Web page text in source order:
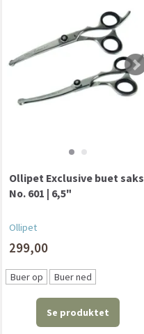
Ollipet Exclusive buet saks
No. 601 | 6,5"
Ollipet
299,00
Buer op Buer ned
Se produktet